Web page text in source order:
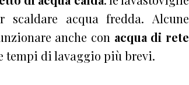
scaldare acqua fredda. Alcune
anche con acqua di rete
tempi di lavaggio più brevi.